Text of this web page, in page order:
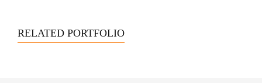
RELATED PORTFOLIO